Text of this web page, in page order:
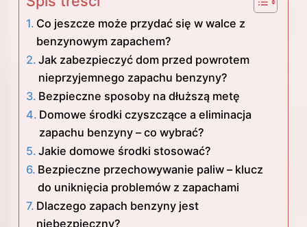
Co jeszcze może przydać się w walce z
benzynowym zapachem?
Jak zabezpieczyć dom przed powrotem
nieprzyjemnego zapachu benzyny?
Bezpieczne sposoby na dłuższą metę
Domowe środki czyszczące a eliminacja
zapachu benzyny – co wybrać?
Jakie domowe środki stosować?
Bezpieczne przechowywanie paliw – klucz
do uniknięcia problemów z zapachami
Dlaczego zapach benzyny jest
niebezpieczny?